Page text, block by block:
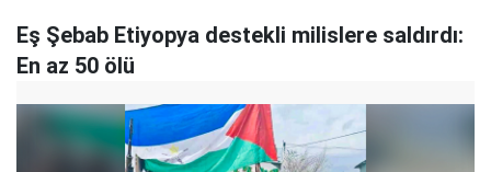
Eş Şebab Etiyopya destekli milislere saldırdı:
En az 50 ölü